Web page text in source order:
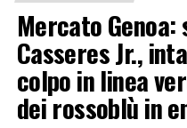
Mercato
Casseres Jr.,
colpo in linea
dei rossoblù in